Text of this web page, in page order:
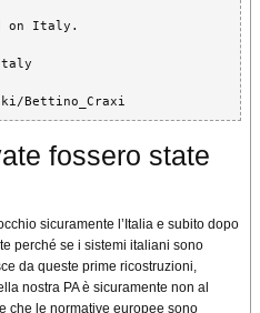
on Italy.
Bettino_Craxi
fossero state
sicuramente l’Italia e subito dopo
perché se i sistemi italiani sono
da queste prime ricostruzioni,
nostra PA è sicuramente non al
che le normative europee sono